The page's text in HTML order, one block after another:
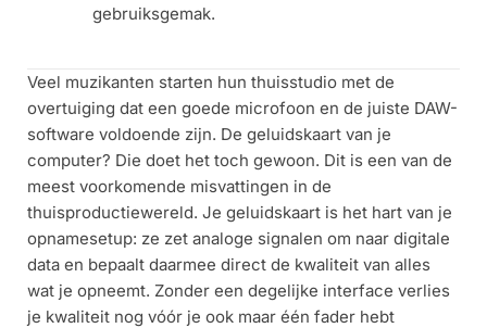
gebruiksgemak.
Veel muzikanten starten hun thuisstudio met de
overtuiging dat een goede microfoon en de juiste DAW-
software voldoende zijn. De geluidskaart van je
computer? Die doet het toch gewoon. Dit is een van de
meest voorkomende misvattingen in de
thuisproductiewereld. Je geluidskaart is het hart van je
opnamesetup: ze zet analoge signalen om naar digitale
data en bepaalt daarmee direct de kwaliteit van alles
wat je opneemt. Zonder een degelijke interface verlies
je kwaliteit nog vóór je ook maar één fader hebt